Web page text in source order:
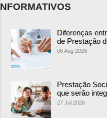
NFORMATIVOS
Diferenças
de Prestação
06 Aug 2026
Prestação
que serão
27 Jul 2026